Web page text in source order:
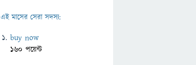
এই মাসের সেরা সদস্য:
buy now
160 পয়েন্ট